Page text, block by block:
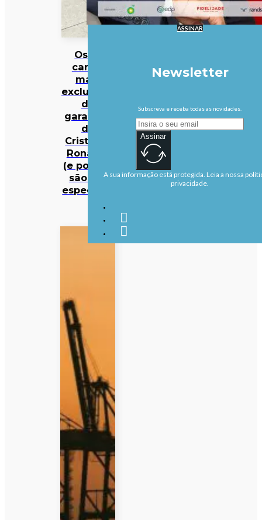
Os 10
carros
mais
exclusivos
da
garagem
de
Cristiano
Ronaldo
(e porque
são tão
especiais)
ASSINAR
Newsletter
Subscreva e receba todas as novidades.
Assinar
A sua informação está protegida. Leia a nossa
privacidade.